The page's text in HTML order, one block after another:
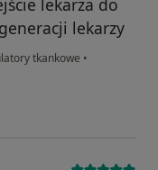
lekarzy
tkankowe •